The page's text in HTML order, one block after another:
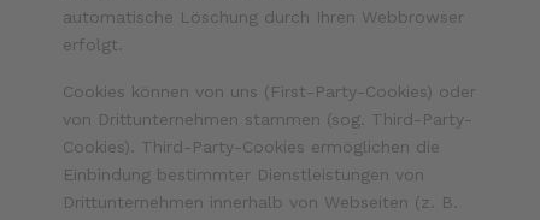
automatische Löschung durch Ihren Webbrowser
erfolgt.
Cookies können von uns (First-Party-Cookies) oder
von Drittunternehmen stammen (sog. Third-Party-
Cookies). Third-Party-Cookies ermöglichen die
Einbindung bestimmter Dienstleistungen von
Drittunternehmen innerhalb von Webseiten (z. B.